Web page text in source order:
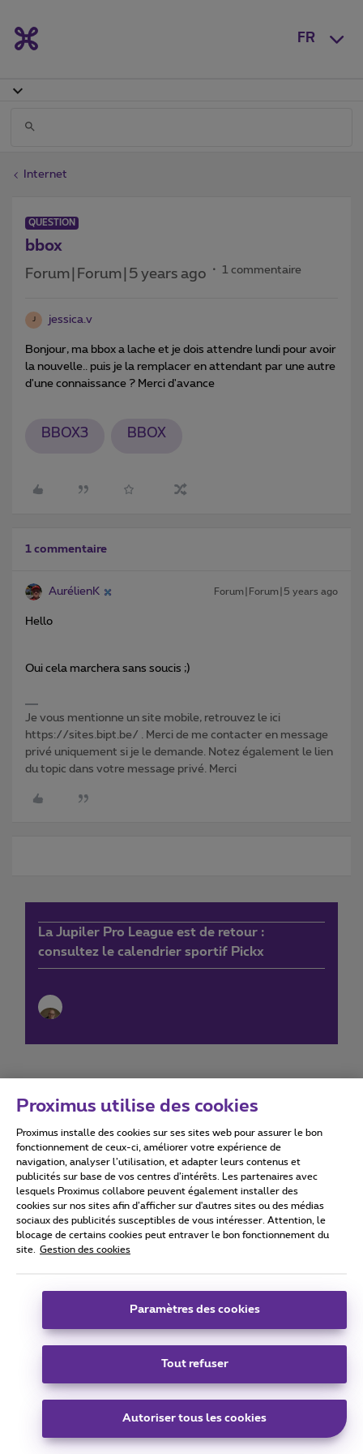
FR
Internet
QUESTION
bbox
Forum|Forum|5 years ago 1 commentaire
J jessica.v
Bonjour, ma bbox a lache et je dois attendre lundi pour avoir
la nouvelle.. puis je la remplacer en attendant par une autre
d'une connaissance ? Merci d'avance
BBOX3 BBOX
1 commentaire
AurélienK Forum|Forum|5 years ago
Hello
Oui cela marchera sans soucis ;)
Je vous mentionne un site mobile, retrouvez le ici
https://sites.bipt.be/ . Merci de me contacter en message
privé uniquement si je le demande. Notez également le lien
du topic dans votre message privé. Merci
La Jupiler Pro League est de retour :
consultez le calendrier sportif Pickx
Conditions d'utilisation Accessibility statement
Tous droits réservés. © 2026 Proximus
Conditions générales, info consommateur
Coordonnées de l’entreprise
Boulevard du Roi Albert II 27 - B-1030 Bruxelles.
Carrier & Wholesale Solutions
|Telindus
|Sitemap
Proximus utilise des cookies
Proximus installe des cookies sur ses sites web pour assurer le bon
fonctionnement de ceux-ci, améliorer votre expérience de
navigation, analyser l’utilisation, et adapter leurs contenus et
publicités sur base de vos centres d’intérêts. Les partenaires avec
lesquels Proximus collabore peuvent également installer des
cookies sur nos sites afin d’afficher sur d'autres sites ou des médias
sociaux des publicités susceptibles de vous intéresser. Attention, le
blocage de certains cookies peut entraver le bon fonctionnement du
site.
Gestion des cookies
Paramètres des cookies
Tout refuser
Autoriser tous les cookies